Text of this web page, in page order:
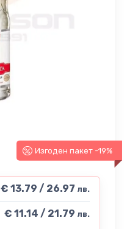
Изгоден пакет -19%
€ 13.79 / 26.97 лв.
€ 11.14 / 21.79 лв.